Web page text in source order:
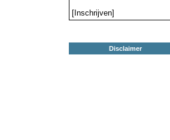
[Inschrijven]
Disclaimer